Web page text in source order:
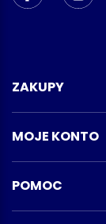
ZAKUPY
MOJE KONTO
POMOC